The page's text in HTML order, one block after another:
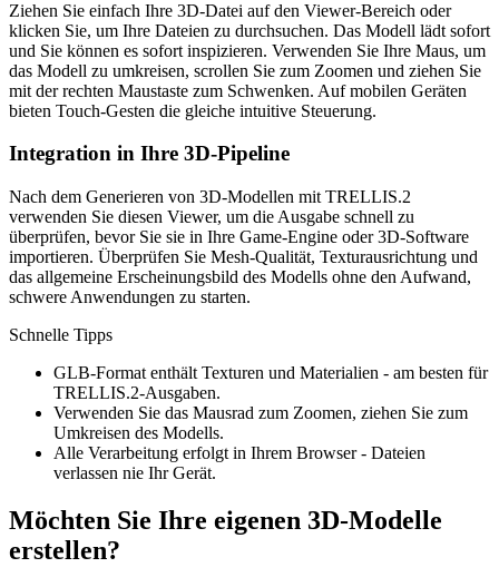
Ziehen Sie einfach Ihre 3D-Datei auf den Viewer-Bereich oder
klicken Sie, um Ihre Dateien zu durchsuchen. Das Modell lädt sofort
und Sie können es sofort inspizieren. Verwenden Sie Ihre Maus, um
das Modell zu umkreisen, scrollen Sie zum Zoomen und ziehen Sie
mit der rechten Maustaste zum Schwenken. Auf mobilen Geräten
bieten Touch-Gesten die gleiche intuitive Steuerung.
Integration in Ihre 3D-Pipeline
Nach dem Generieren von 3D-Modellen mit TRELLIS.2
verwenden Sie diesen Viewer, um die Ausgabe schnell zu
überprüfen, bevor Sie sie in Ihre Game-Engine oder 3D-Software
importieren. Überprüfen Sie Mesh-Qualität, Texturausrichtung und
das allgemeine Erscheinungsbild des Modells ohne den Aufwand,
schwere Anwendungen zu starten.
Schnelle Tipps
GLB-Format enthält Texturen und Materialien - am besten für
TRELLIS.2-Ausgaben.
Verwenden Sie das Mausrad zum Zoomen, ziehen Sie zum
Umkreisen des Modells.
Alle Verarbeitung erfolgt in Ihrem Browser - Dateien
verlassen nie Ihr Gerät.
Möchten Sie Ihre eigenen 3D-Modelle
erstellen?